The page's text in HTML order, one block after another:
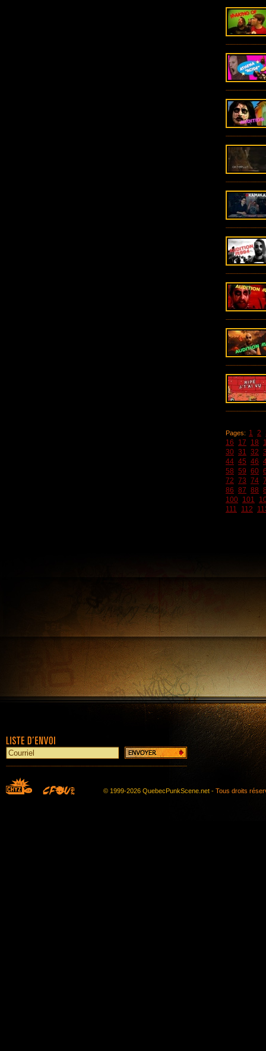
Pages: 1 2
16
17 18
30 31 32
44 45 46
58 59 60
72 73 74
86 87 88
100 101
111
112
© 1999-2026 QuebecPunkScene.net - Tous droits